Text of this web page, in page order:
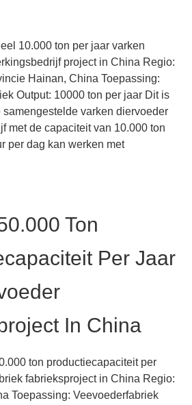
10.000 ton per jaar varken
project in China Regio:
Hainan, China Toepassing:
Output: 10000 ton per jaar Dit is
varken diervoeder
met de capaciteit van 10.000 ton
per dag kan werken met
Ton
Per Jaar
In China
ton productiecapaciteit per
fabrieksproject in China Regio:
Toepassing: Veevoederfabriek